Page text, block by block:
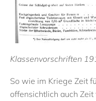
Klassenvorschriften
So wie im Kriege Zeit
offensichtlich auch